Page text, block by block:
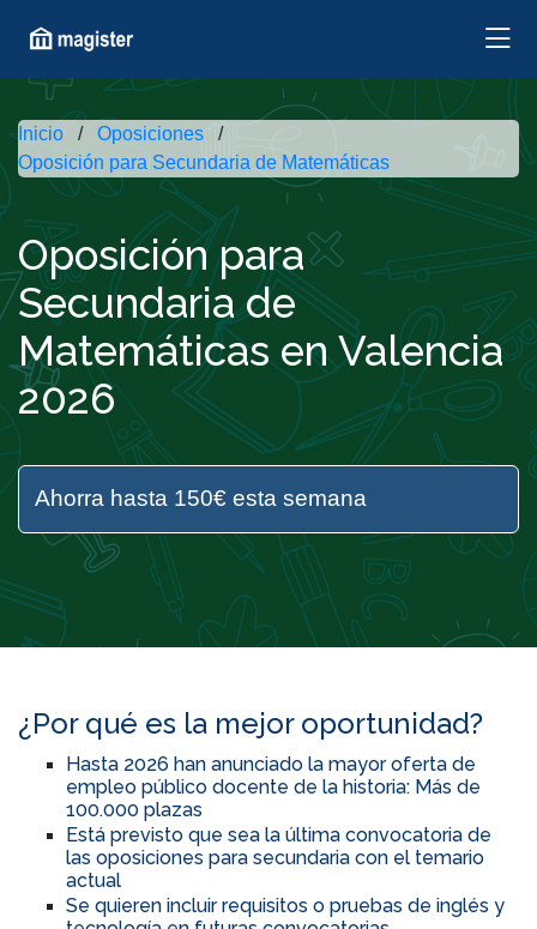
Inicio
Oposiciones
Oposición para Secundaria de Matemáticas
Oposición para
Secundaria de
Matemáticas en Valencia
2026
Ahorra hasta 150€ esta semana
¿Por qué es la mejor oportunidad?
Hasta 2026 han anunciado la mayor oferta de
empleo público docente de la historia: Más de
100.000 plazas
Está previsto que sea la última convocatoria de
las oposiciones para secundaria con el temario
actual
Se quieren incluir requisitos o pruebas de inglés y